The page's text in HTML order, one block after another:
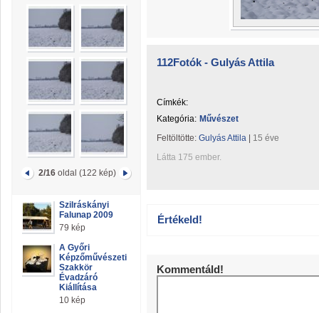
2/16oldal (122 kép)
Szilráskányi
Falunap 2009
79 kép
A Győri
Képzőművészeti
Szakkör
Évadzáró
Kiállítása
10 kép
112Fotók - Gulyás Attila
Címkék:
Kategória: Művészet
Feltöltötte: Gulyás Attila
15 éve
Látta 175 ember.
Értékeld!
Kommentáld!